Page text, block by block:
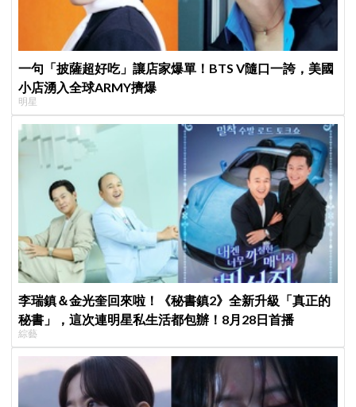
一句「披薩超好吃」讓店家爆單！BTS V隨口一誇，美國
小店湧入全球ARMY擠爆
明星
李瑞鎮＆金光奎回來啦！《秘書鎮2》全新升級「真正的
秘書」，這次連明星私生活都包辦！8月28日首播
綜藝